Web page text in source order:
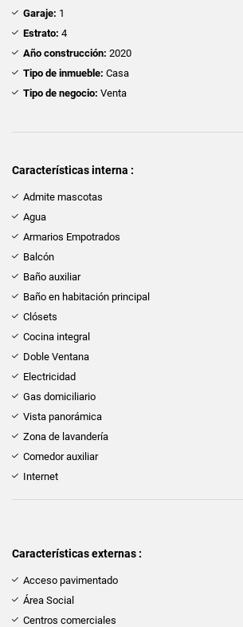
Garaje: 1
Estrato: 4
Año construcción: 2020
Tipo de inmueble: Casa
Tipo de negocio: Venta
Características interna :
Admite mascotas
Agua
Armarios Empotrados
Balcón
Baño auxiliar
Baño en habitación principal
Clósets
Cocina integral
Doble Ventana
Electricidad
Gas domiciliario
Vista panorámica
Zona de lavandería
Comedor auxiliar
Internet
Características externas :
Acceso pavimentado
Área Social
Centros comerciales